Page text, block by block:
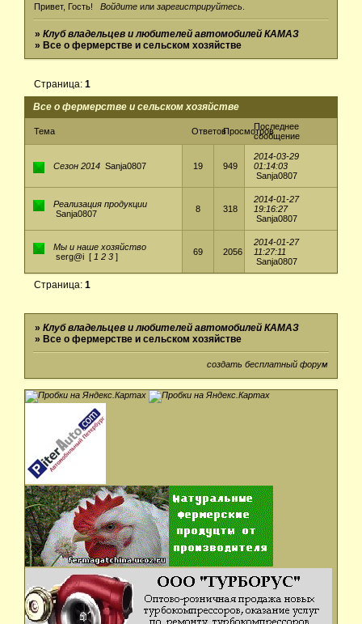
Привет, Гость! Войдитеили зарегистрируйтесь
»Клуб владельцев и любителей автомобилей КАМАЗ
»Все о фермерстве и сельском хозяйстве
Все о фермерстве и сельском хозяйстве
Страница:1
Тема ОтветовПросмотровПоследнее
сообщение
Сезон 2014 Sanja0807 19 949
2014-03-29
01:14:03
Sanja0807
Реализация продукции
Sanja0807
8 318
2014-01-27
19:16:27
Sanja0807
Мы и наше хозяйство
serg@i [ 1 2 3 ] 69 2056
2014-01-27
11:27:11
Sanja0807
Страница:1
»Клуб владельцев и любителей автомобилей КАМАЗ
»Все о фермерстве и сельском хозяйстве
создать бесплатный форум